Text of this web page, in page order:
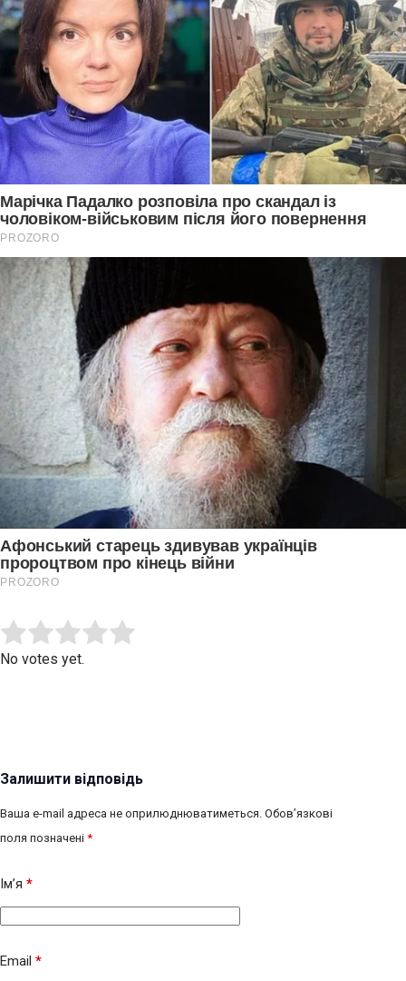
Rate this item:
No votes yet.
Залишити відповідь
Ваша e-mail адреса не оприлюднюватиметься. Обов’язкові
поля позначені *
Ім’я *
Email *